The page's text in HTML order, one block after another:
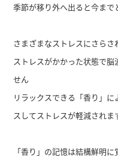
季節が移り外へ出ると今まで
さまざまなストレスにさらさ
ストレスがかかった状態で
せん
リラックスできる「香り」
スしてストレスが軽減されま
「香り」の記憶は結構鮮明